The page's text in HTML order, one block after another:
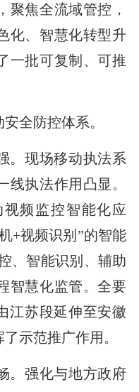
聚焦全流域管控，
化、智慧化转型升
一批可复制、可推
全防控体系。
现场移动执法系
线执法作用凸显。
频监控智能化应
+视频识别”的智能
、智能识别、辅助
智慧化监管。全要
江苏段延伸至安徽
示范推广作用。
强化与地方政府